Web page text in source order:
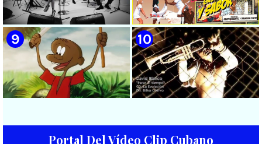
🟡 Rose Díaz || ¨Yo soy el Punto
Cubano¨ (Autores: Celina
González y Reutilio
Domínguez) || Director:
Yuliades Mariño Cabello ||
Música popular tradicional
cubana - Punto Cubano -
Punto Guajiro || Videoclip ||
CUBA
🟡 Yolie - ¨Alócate¨ - Videoclip -
Dirección: Pedro Vázquez
🟡 Lázaro Valdés & Bamboleo -
¨Necesito tiempo¨ - Videoclip -
Dirección: Salamandra
🟡 Septeto Santiaguero - ¨Gusto
y Sabor¨ - Videoclip -
Dirección: David Hernández -
Portal Del Vídeo Clip Cubano